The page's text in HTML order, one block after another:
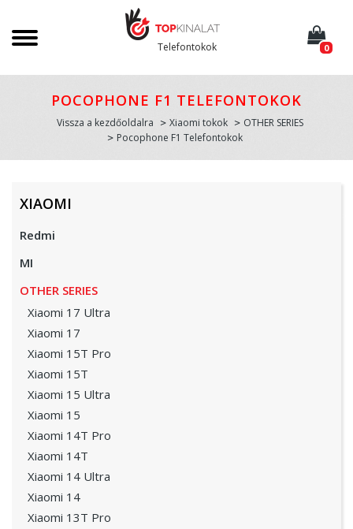
Telefontokok 0
POCOPHONE F1 TELEFONTOKOK
Vissza a kezdőoldalra Xiaomi tokok
OTHER SERIES
Pocophone F1 Telefontokok
XIAOMI
Redmi
MI
OTHER SERIES
Xiaomi 17 Ultra
Xiaomi 17
Xiaomi 15T Pro
Xiaomi 15T
Xiaomi 15 Ultra
Xiaomi 15
Xiaomi 14T Pro
Xiaomi 14T
Xiaomi 14 Ultra
Xiaomi 14
Xiaomi 13T Pro